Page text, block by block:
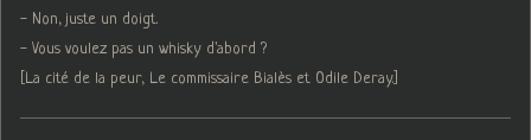
- Non, juste un doigt.
- Vous voulez pas un whisky d'abord ?
[La cité de la peur, Le commissaire Bialès et Odile Deray.]